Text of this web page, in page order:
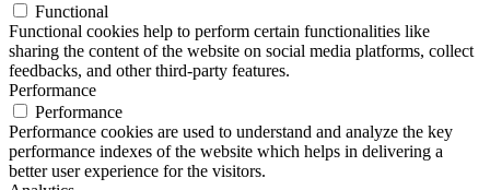
Functional
Functional cookies help to perform certain functionalities like
sharing the content of the website on social media platforms, collect
feedbacks, and other third-party features.
Performance
Performance
Performance cookies are used to understand and analyze the key
performance indexes of the website which helps in delivering a
better user experience for the visitors.